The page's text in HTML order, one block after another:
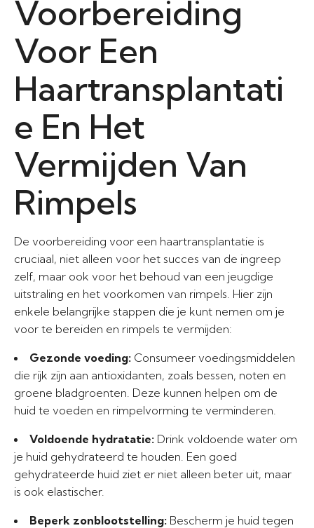
Voorbereiding
Voor Een
Haartransplantati
e En Het
Vermijden Van
Rimpels
De voorbereiding voor een haartransplantatie is
cruciaal, niet alleen voor het succes van de ingreep
zelf, maar ook voor het behoud van een jeugdige
uitstraling en het voorkomen van rimpels. Hier zijn
enkele belangrijke stappen die je kunt nemen om je
voor te bereiden en rimpels te vermijden:
Gezonde voeding: Consumeer voedingsmiddelen
die rijk zijn aan antioxidanten, zoals bessen, noten en
groene bladgroenten. Deze kunnen helpen om de
huid te voeden en rimpelvorming te verminderen.
Voldoende hydratatie: Drink voldoende water om
je huid gehydrateerd te houden. Een goed
gehydrateerde huid ziet er niet alleen beter uit, maar
is ook elastischer.
Beperk zonblootstelling: Bescherm je huid tegen